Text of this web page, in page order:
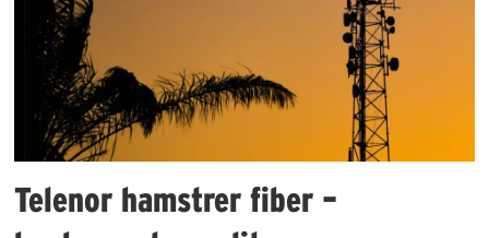
Telenor hamstrer fiber –